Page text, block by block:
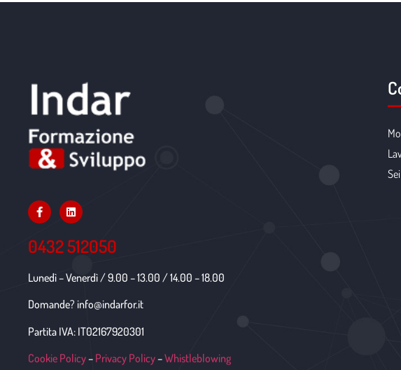
0432 512050
Lunedì – Venerdì / 9.00 – 13.00 / 14.00 – 18.00
Domande? info@indarfor.it
Partita IVA: IT02167920301
Cookie Policy– Privacy Policy–Whistleblowing